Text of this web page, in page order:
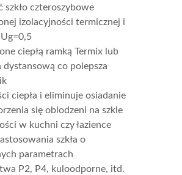
szkło czteroszybowe
izolacyjności termicznej i
ciepłą ramką Termix lub
dystansową co polepsza
ciepła i eliminuje osiadanie
się oblodzeni na szkle
w kuchni czy łazience
szkła o
parametrach
P2, P4, kuloodporne, itd.